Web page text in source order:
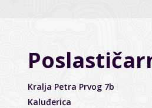
Kralja Petra Prvog 7b
Kaluđerica